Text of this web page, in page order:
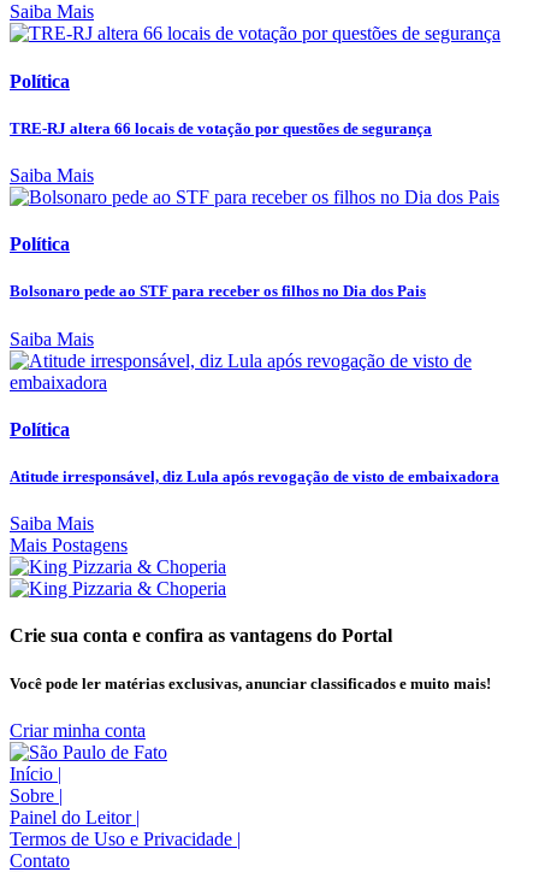
Saiba Mais
Política
TRE-RJ altera 66 locais de votação por questões de segurança
Saiba Mais
Política
Bolsonaro pede ao STF para receber os filhos no Dia dos Pais
Saiba Mais
Política
Atitude irresponsável, diz Lula após revogação de visto de embaixadora
Saiba Mais
Mais Postagens
Crie sua conta e confira as vantagens do Portal
Você pode ler matérias exclusivas, anunciar classificados e muito mais!
Criar minha conta
Início |
Sobre |
Painel do Leitor |
Termos de Uso e Privacidade |
Contato